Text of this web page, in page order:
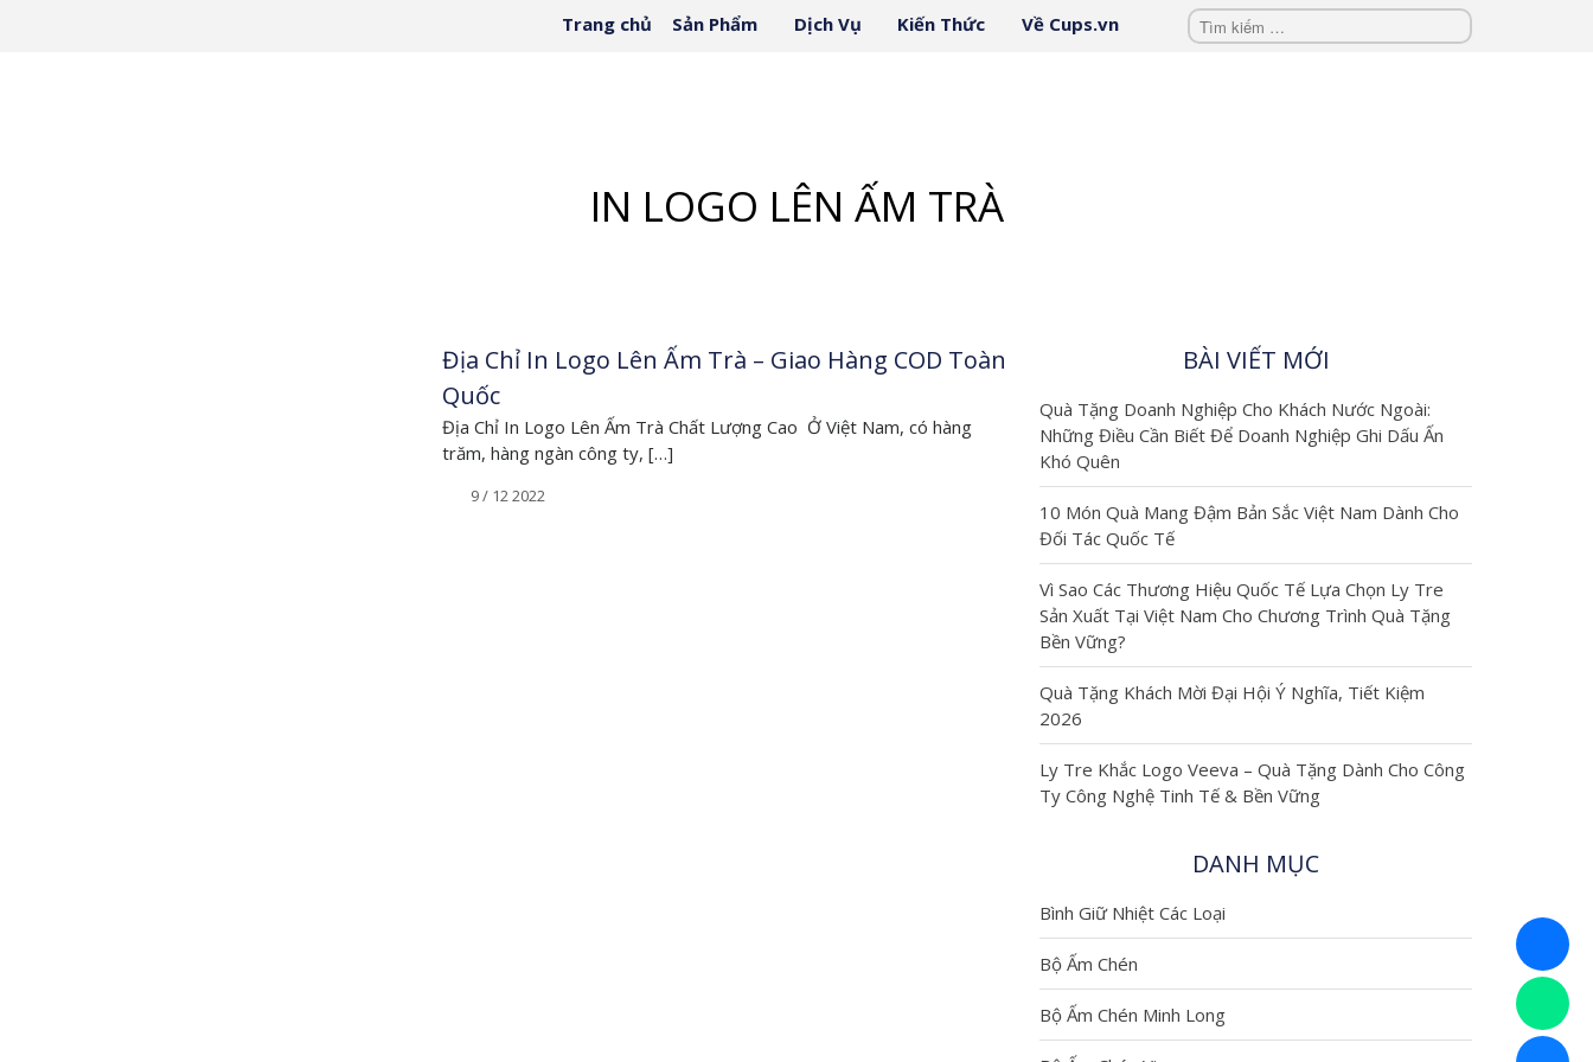
kiến thức
chuyên
sâu, kinh
nghiệm, xu
hướng và
hướng dẫn
liên quan
nghiệp và
in ấn. Mục
Trang chủ Sản Phẩm Dịch Vụ Kiến Thức Về Cups.vn
IN LOGO LÊN ẤM TRÀ
Địa Chỉ In Logo Lên Ấm Trà – Giao Hàng COD Toàn
Quốc
Địa Chỉ In Logo Lên Ấm Trà Chất Lượng Cao Ở Việt Nam, có hàng
trăm, hàng ngàn công ty, […]
9 / 12 2022
BÀI VIẾT MỚI
Quà Tặng Doanh Nghiệp Cho Khách Nước Ngoài:
Những Điều Cần Biết Để Doanh Nghiệp Ghi Dấu Ấn
Khó Quên
10 Món Quà Mang Đậm Bản Sắc Việt Nam Dành Cho
Đối Tác Quốc Tế
Vì Sao Các Thương Hiệu Quốc Tế Lựa Chọn Ly Tre
Sản Xuất Tại Việt Nam Cho Chương Trình Quà Tặng
Bền Vững?
Quà Tặng Khách Mời Đại Hội Ý Nghĩa, Tiết Kiệm
2026
Ly Tre Khắc Logo Veeva – Quà Tặng Dành Cho Công
Ty Công Nghệ Tinh Tế & Bền Vững
DANH MỤC
Bình Giữ Nhiệt Các Loại
Bộ Ấm Chén
Bộ Ấm Chén Minh Long